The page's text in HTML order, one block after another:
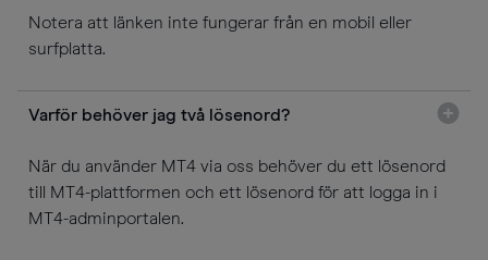
Notera att länken inte fungerar från en mobil eller
surfplatta.
Varför behöver jag två lösenord?
När du använder MT4 via oss behöver du ett lösenord
till MT4-plattformen och ett lösenord för att logga in i
MT4-adminportalen.